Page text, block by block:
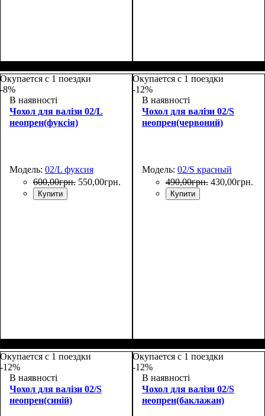
Окупается с 1 поездки
-8%
В наявності
Чохол для валізи 02/L
неопрен(фуксія)
Модель: 02/L фуксия
600,00грн. 550,00грн.
Купити
Окупается с 1 поездки
-12%
В наявності
Чохол для валізи 02/S
неопрен(червоний)
Модель: 02/S красный
490,00грн. 430,00грн.
Купити
Окупается с 1 поездки
-12%
В наявності
Чохол для валізи 02/S
неопрен(синій)
Окупается с 1 поездки
-12%
В наявності
Чохол для валізи 02/S
неопрен(баклажан)